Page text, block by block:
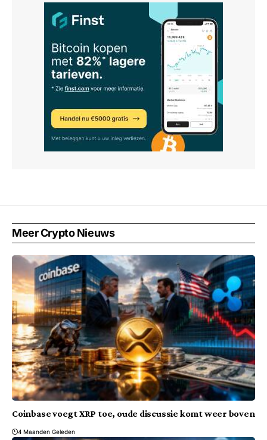
Meer Crypto Nieuws
Coinbase voegt XRP toe, oude discussie komt weer boven
4 Maanden Geleden